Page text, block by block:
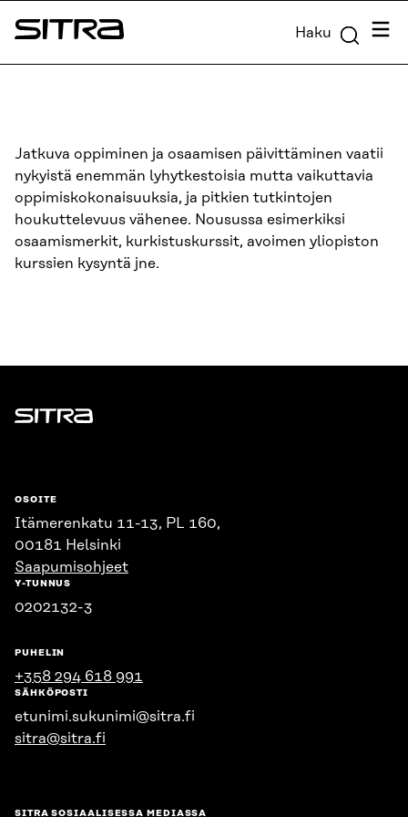
Siirry
suoraan
Sitra Haku
Jatkuva oppiminen ja osaamisen päivittäminen vaatii
nykyistä enemmän lyhytkestoisia mutta vaikuttavia
oppimiskokonaisuuksia, ja pitkien tutkintojen
houkuttelevuus vähenee. Nousussa esimerkiksi
osaamismerkit, kurkistuskurssit, avoimen yliopiston
kurssien kysyntä jne.
Sitra
OSOITE
Itämerenkatu 11-13, PL 160,
00181 Helsinki
Saapumisohjeet
Y-TUNNUS
0202132-3
PUHELIN
+358 294 618 991
SÄHKÖPOSTI
etunimi.sukunimi@sitra.fi
sitra@sitra.fi
SITRA SOSIAALISESSA MEDIASSA